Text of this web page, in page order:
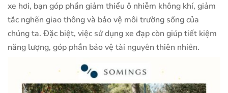
xe hơi, bạn góp phần giảm thiểu ô nhiễm không khí, giảm
tắc nghẽn giao thông và bảo vệ môi trường sống của
chúng ta. Đặc biệt, việc sử dụng xe đạp còn giúp tiết kiệm
năng lượng, góp phần bảo vệ tài nguyên thiên nhiên.